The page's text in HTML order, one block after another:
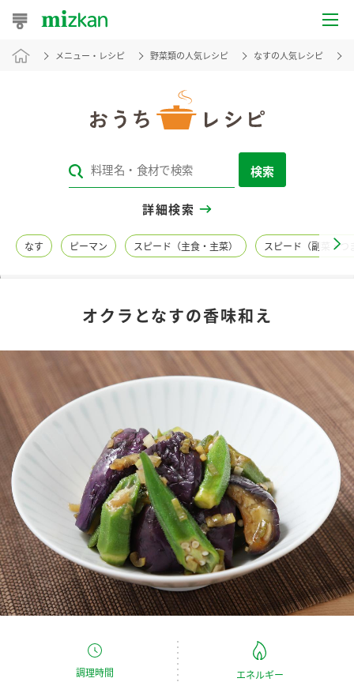
おうちレシピ
レシピカテゴリ一覧
レシピ名特集
商品情報
商品カテゴリ
お酢ドリンク ぽん酢
みりん風・料理酒 鍋用調味料
つゆ たれ
スープ 中華
新商品一覧
キャンペーン情報
ブランド・スペシャルサイト
ブランド・スペシャルサイト トップ
商品ブランドサイト
Fibee（ファイビー）
くらしプラ酢
お酢ドリンク
企業情報
国内事業概要
企業理念
ミツカンを知る
メニュー・レシピ 野菜類の人気レシピ なすの人気レシピ
検索
詳細検索
なす ピーマン スピード（主食・主菜） スピード（副菜・つ
オクラとなすの香味和え
調理時間 エネルギー